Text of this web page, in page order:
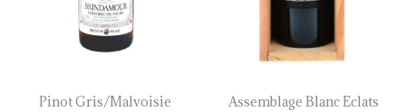
Pinot Gris/Malvoisie
Assemblage Blanc Eclats